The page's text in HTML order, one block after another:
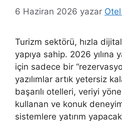
6 Haziran 2026 yazar
Turizm sektörü, hızla
yapıya sahip. 2026 yılına
için sadece bir
yazılımlar artık yetersiz
başarılı otelleri, veriyi
kullanan ve konuk
sistemlere yatırım